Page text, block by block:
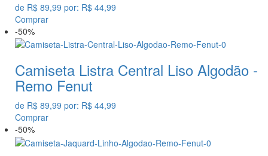
de R$ 89,99 por: R$ 44,99
Comprar
-50%
Camiseta Listra Central Liso Algodão -
Remo Fenut
de R$ 89,99 por: R$ 44,99
Comprar
-50%